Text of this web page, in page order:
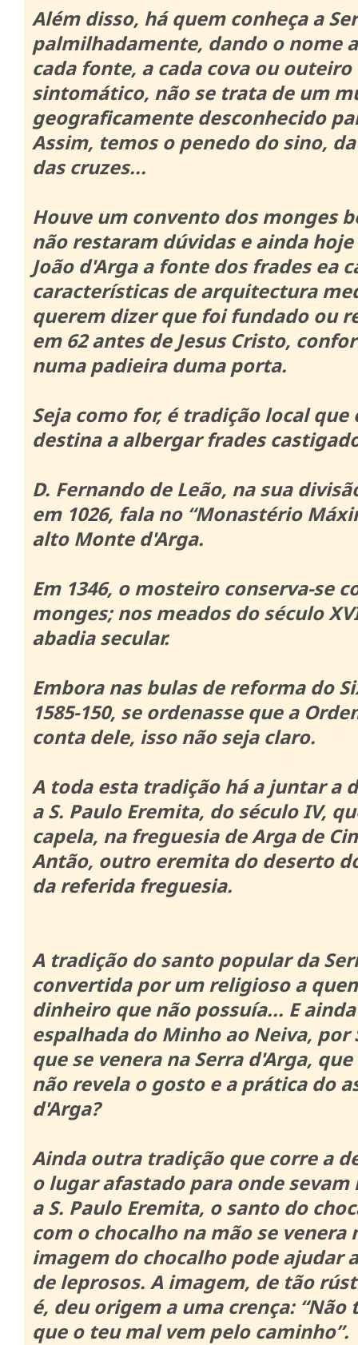
Além disso, há quem conheça a
palmilhadamente, dando o nome
cada fonte, a cada cova ou outeiro
sintomático, não se trata de um
geograficamente desconhecido
Assim, temos o penedo do sino,
das cruzes...
Houve um convento dos monges
não restaram dúvidas e ainda hoje
João d'Arga a fonte dos frades ea
características de arquitectura
querem dizer que foi fundado ou
em 62 antes de Jesus Cristo,
numa padieira duma porta.
Seja como for, é tradição local que
destina a albergar frades
D. Fernando de Leão, na sua
em 1026, fala no “Monastério
alto Monte d'Arga.
Em 1346, o mosteiro conserva-se
monges; nos meados do século
abadia secular.
Embora nas bulas de reforma do
1585-150, se ordenasse que a
conta dele, isso não seja claro.
A toda esta tradição há a juntar a
a S. Paulo Eremita, do século IV,
capela, na freguesia de Arga de
Antão, outro eremita do deserto
da referida freguesia.
A tradição do santo popular da
convertida por um religioso a
dinheiro que não possuía... E
espalhada do Minho ao Neiva, por
que se venera na Serra d'Arga,
não revela o gosto e a prática do
d'Arga?
Ainda outra tradição que corre a
o lugar afastado para onde sevam
a S. Paulo Eremita, o santo do
com o chocalho na mão se venera
imagem do chocalho pode ajudar
de leprosos. A imagem, de tão
é, deu origem a uma crença:
que o teu mal vem pelo caminho”.